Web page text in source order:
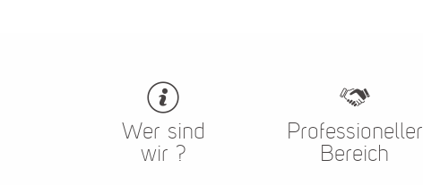
Wer sind
wir ?
Professioneller
Bereich